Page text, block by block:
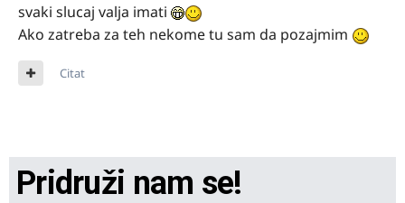
svaki slucaj valja imati
Ako zatreba za teh nekome tu sam da pozajmim
Citat
Pridruži nam se!